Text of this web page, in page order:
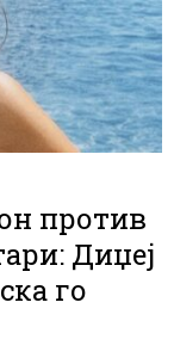
против
Диџеј
го